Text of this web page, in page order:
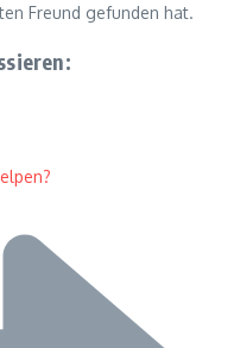
Freund gefunden hat.